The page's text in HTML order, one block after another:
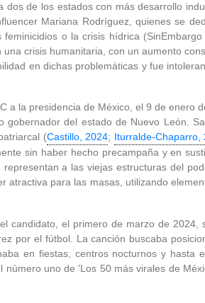
dos de los estados con más desarrollo
Mariana Rodríguez, quienes se
o la crisis hídrica
crisis humanitaria, con un aumento
en dichas problemáticas y fue
a la presidencia de México, el 9 de
gobernador del estado de Nuevo León.
(Castillo, 2024; Iturralde-Chaparro,
sin haber hecho precampaña y en
a las viejas estructuras del
atractiva para las masas, utilizando
candidato, el primero de marzo de
por el fútbol. La canción buscaba
en fiestas, centros nocturnos y
uno de 'Los 50 más virales de